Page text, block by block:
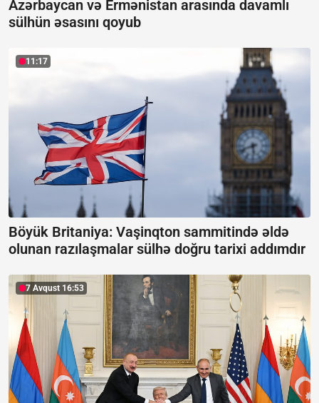
Azərbaycan və Ermənistan arasında davamlı
sülhün əsasını qoyub
11:17
Böyük Britaniya: Vaşinqton sammitində əldə
olunan razılaşmalar sülhə doğru tarixi addımdır
7 Avqust 16:53